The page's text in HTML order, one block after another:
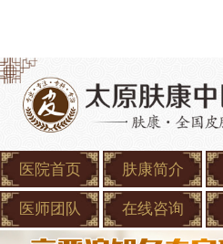
医院首页 肤康简介
医师团队 在线咨询